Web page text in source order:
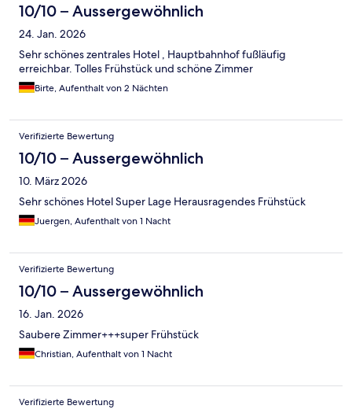
10/10 – Aussergewöhnlich
24. Jan. 2026
Sehr schönes zentrales Hotel , Hauptbahnhof fußläufig
erreichbar. Tolles Frühstück und schöne Zimmer
Birte, Aufenthalt von 2 Nächten
Verifizierte Bewertung
10/10 – Aussergewöhnlich
10. März 2026
Sehr schönes Hotel Super Lage Herausragendes Frühstück
Juergen, Aufenthalt von 1 Nacht
Verifizierte Bewertung
10/10 – Aussergewöhnlich
16. Jan. 2026
Saubere Zimmer+++super Frühstück
Christian, Aufenthalt von 1 Nacht
Verifizierte Bewertung